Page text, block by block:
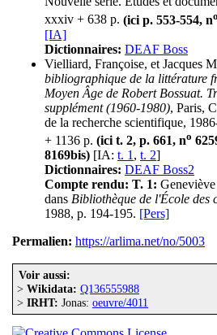
xxxiv + 638 p. (ici p. 553-554, n
[IA]
Dictionnaires: DEAF Boss
Vielliard, Françoise, et Jacques
bibliographique de la littérature
Moyen Âge de Robert Bossuat.
supplément (1960-1980), Paris,
de la recherche scientifique,
+ 1136 p. (ici t. 2, p. 661, no
8169bis) [IA: t. 1 , t. 2]
Dictionnaires: DEAF Boss2
Compte rendu: T. 1:
dans Bibliothèque de l'École des
1988, p. 194-195. [Pers]
Permalien: https://arlima.net/no/5003
Voir aussi:
> Wikidata: Q136555988
> IRHT: Jonas: oeuvre/4011